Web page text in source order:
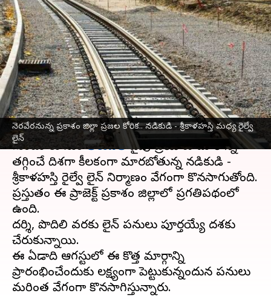
నెరవేరనున్న ప్రకాశం జిల్లా ప్రజల కోరిక.. నడికుడి - శ్రీకాళహస్తి మధ్య రైల్వే
లైన్
Nadikudi- Srikalahasthi:
నెరవేరనున్న ప్రకాశం జిల్లా ప్రజల
కోరిక.. నడికుడి - శ్రీకాళహస్తి మధ్య
రైల్వే లైన్
వ్రాసిన వారు Sirish Praharaju May 19, 2025 12:16 pm
ఈ వార్తాకథనం ఏంటి
గుంటూరు నుంచితిరుపతివైపు ప్రయాణ దూరాన్ని
తగ్గించే దిశగా కీలకంగా మారబోతున్న నడికుడి -
శ్రీకాళహస్తి రైల్వే లైన్ నిర్మాణం వేగంగా కొనసాగుతోంది.
ప్రస్తుతం ఈ ప్రాజెక్ట్ ప్రకాశం జిల్లాలో ప్రగతిపథంలో
ఉంది.
దర్శి, పొదిలి వరకు లైన్ పనులు పూర్తయ్యే దశకు
చేరుకున్నాయి.
ఈ ఏడాది ఆగస్టులో ఈ కొత్త మార్గాన్ని
ప్రారంభించేందుకు లక్ష్యంగా పెట్టుకున్నందున పనులు